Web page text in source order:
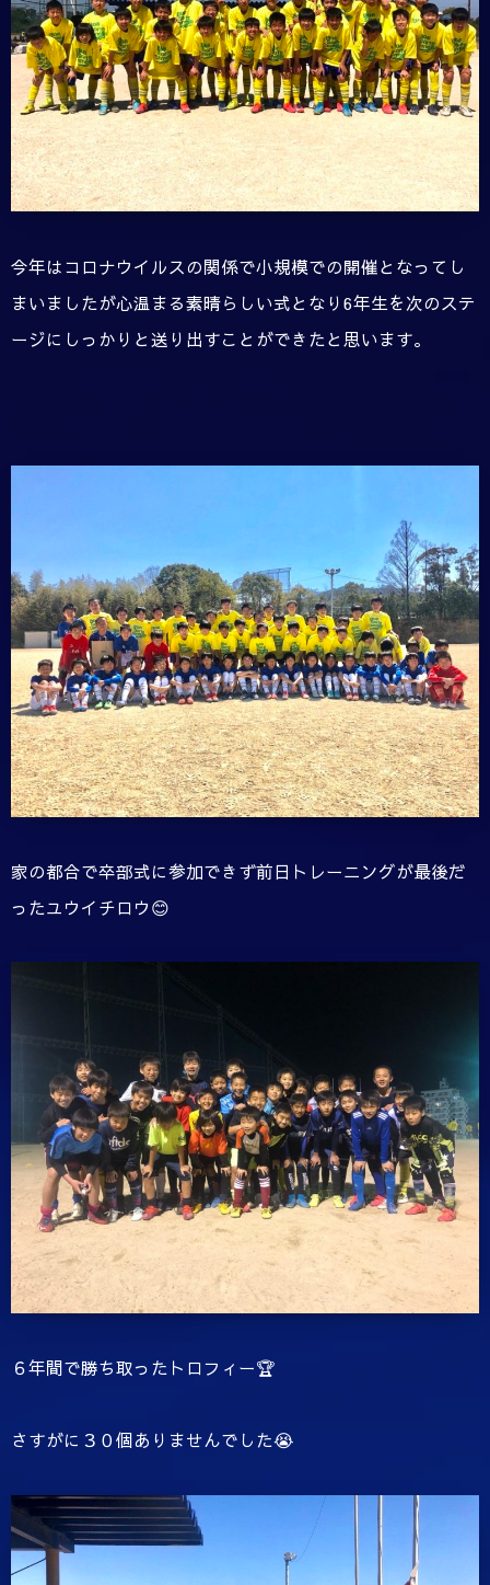
今年はコロナウイルスの関係で小規模での開催となってし
まいましたが心温まる素晴らしい式となり6年生を次のステ
ージにしっかりと送り出すことができたと思います。
家の都合で卒部式に参加できず前日トレーニングが最後だ
ったユウイチロウ😊
６年間で勝ち取ったトロフィー🏆
さすがに３０個ありませんでした😭